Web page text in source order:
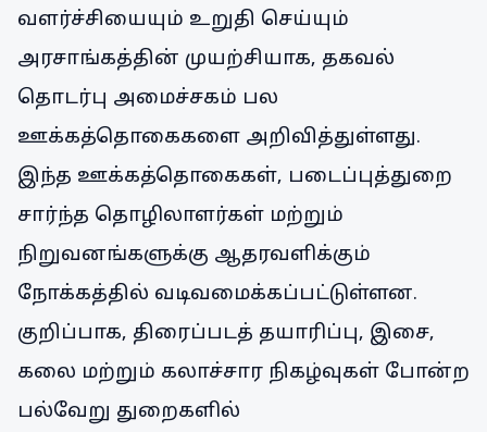
வளர்ச்சியையும் உறுதி செய்யும்
அரசாங்கத்தின் முயற்சியாக, தகவல்
தொடர்பு அமைச்சகம் பல
ஊக்கத்தொகைகளை அறிவித்துள்ளது.
இந்த ஊக்கத்தொகைகள், படைப்புத்துறை
சார்ந்த தொழிலாளர்கள் மற்றும்
நிறுவனங்களுக்கு ஆதரவளிக்கும்
நோக்கத்தில் வடிவமைக்கப்பட்டுள்ளன.
குறிப்பாக, திரைப்படத் தயாரிப்பு, இசை,
கலை மற்றும் கலாச்சார நிகழ்வுகள் போன்ற
பல்வேறு துறைகளில்